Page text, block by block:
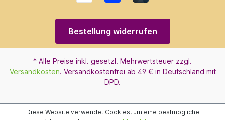
Bestellung widerrufen
* Alle Preise inkl. gesetzl. Mehrwertsteuer zzgl.
Versandkosten. Versandkostenfrei ab 49 € in Deutschland mit
DPD.
Diese Website verwendet Cookies, um eine bestmögliche